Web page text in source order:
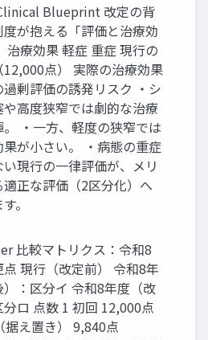
Blueprint 改定の背
が抱える「評価と治療効
治療効果 軽症 重症 現行の
12,000点） 実際の治療効果
剰評価の誘発リスク ・シ
や高度狭窄では劇的な治療
・一方、軽度の狭窄では
が小さい。 ・病態の重症
現行の一律評価が、メリ
正な評価（2区分化）へ
。
比較マトリクス：令和8
現行（改定前） 令和8年
：区分イ 令和8年度（改
ロ 点数 1 初回 12,000点
据え置き） 9,840点